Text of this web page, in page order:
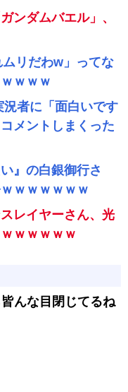
ンダムバエル」、
ムリだわw」ってな
ｗｗｗ
況者に「面白いです
メントしまくった
』の白銀御行さ
ｗｗｗｗｗｗ
レイヤーさん、光
ｗｗｗｗｗ
んな目閉じてるね